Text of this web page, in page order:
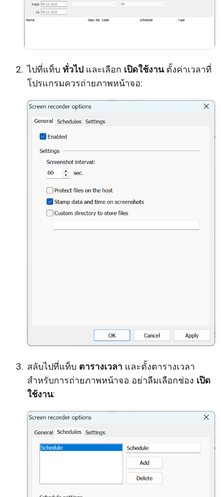
ไปที่แท็บ ทั่วไปและเลือก เปิดใช้งานตั้งค่าเวลาที่
โปรแกรมควรถ่ายภาพหน้าจอ:
สลับไปที่แท็บ ตารางเวลา และตั้งตารางเวลา
สำหรับการถ่ายภาพหน้าจอ อย่าลืมเลือกช่อง เปิด
ใช้งาน: